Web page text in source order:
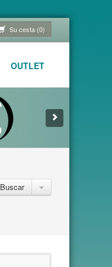
Su cesta (0)
OUTLET
Buscar